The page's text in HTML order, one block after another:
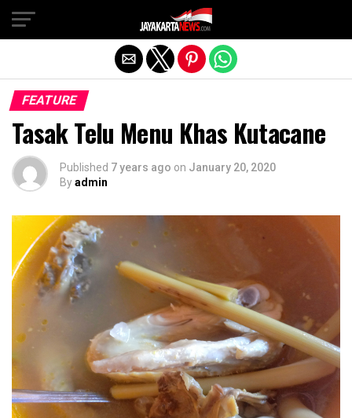
FEATURE
Tasak Telu Menu Khas Kutacane
Published 7 years ago on January 20, 2020
Byadmin
Exit mobile version